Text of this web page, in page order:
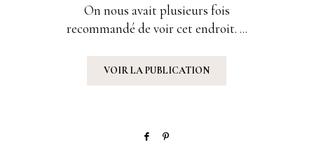
On nous avait plusieurs fois
recommandé de voir cet endroit. ...
VOIR LA PUBLICATION